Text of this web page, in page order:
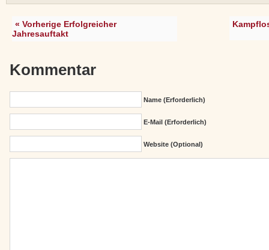
« Vorherige Erfolgreicher
Jahresauftakt
Kommentar
Name (erforderlich)
E-Mail (erforderlich)
Website (Optional)